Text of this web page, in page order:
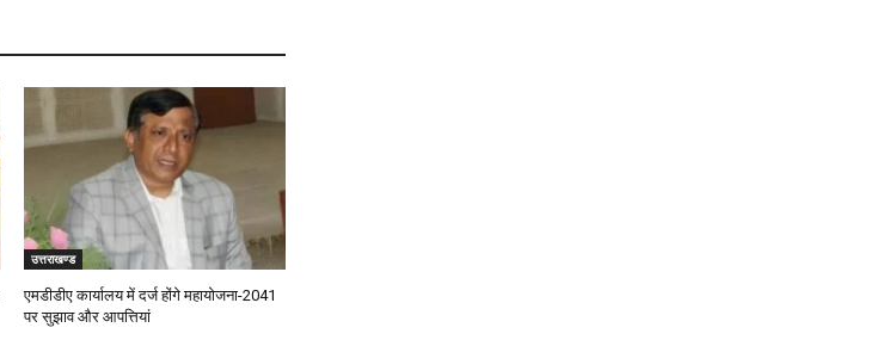
उत्तराखण्ड
एमडीडीए कार्यालय में दर्ज होंगे महायोजना-2041
पर सुझाव और आपत्तियां